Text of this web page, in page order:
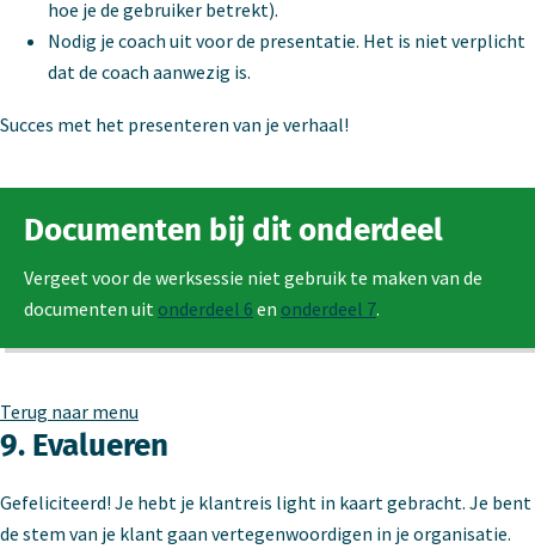
hoe je de gebruiker betrekt).
Nodig je coach uit voor de presentatie. Het is niet verplicht
dat de coach aanwezig is.
Succes met het presenteren van je verhaal!
Documenten bij dit onderdeel
Vergeet voor de werksessie niet gebruik te maken van de
documenten uit onderdeel 6 en onderdeel 7.
Terug naar menu
9. Evalueren
Gefeliciteerd! Je hebt je klantreis light in kaart gebracht. Je bent
de stem van je klant gaan vertegenwoordigen in je organisatie.